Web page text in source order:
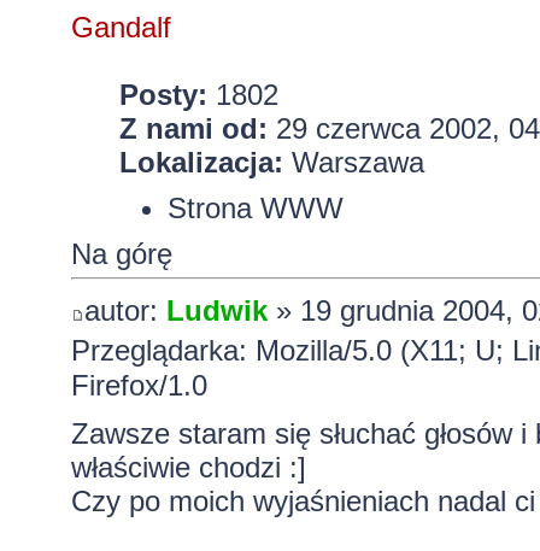
Gandalf
Posty: 1802
Z nami od: 29 czerwca 2002,
Lokalizacja: Warszawa
Strona WWW
Na górę
autor: Ludwik» 19 grudnia 2004,
Przeglądarka: Mozilla/5.0 (X11; U;
Firefox/1.0
Zawsze staram się słuchać głosów
właściwie chodzi :]
Czy po moich wyjaśnieniach nadal